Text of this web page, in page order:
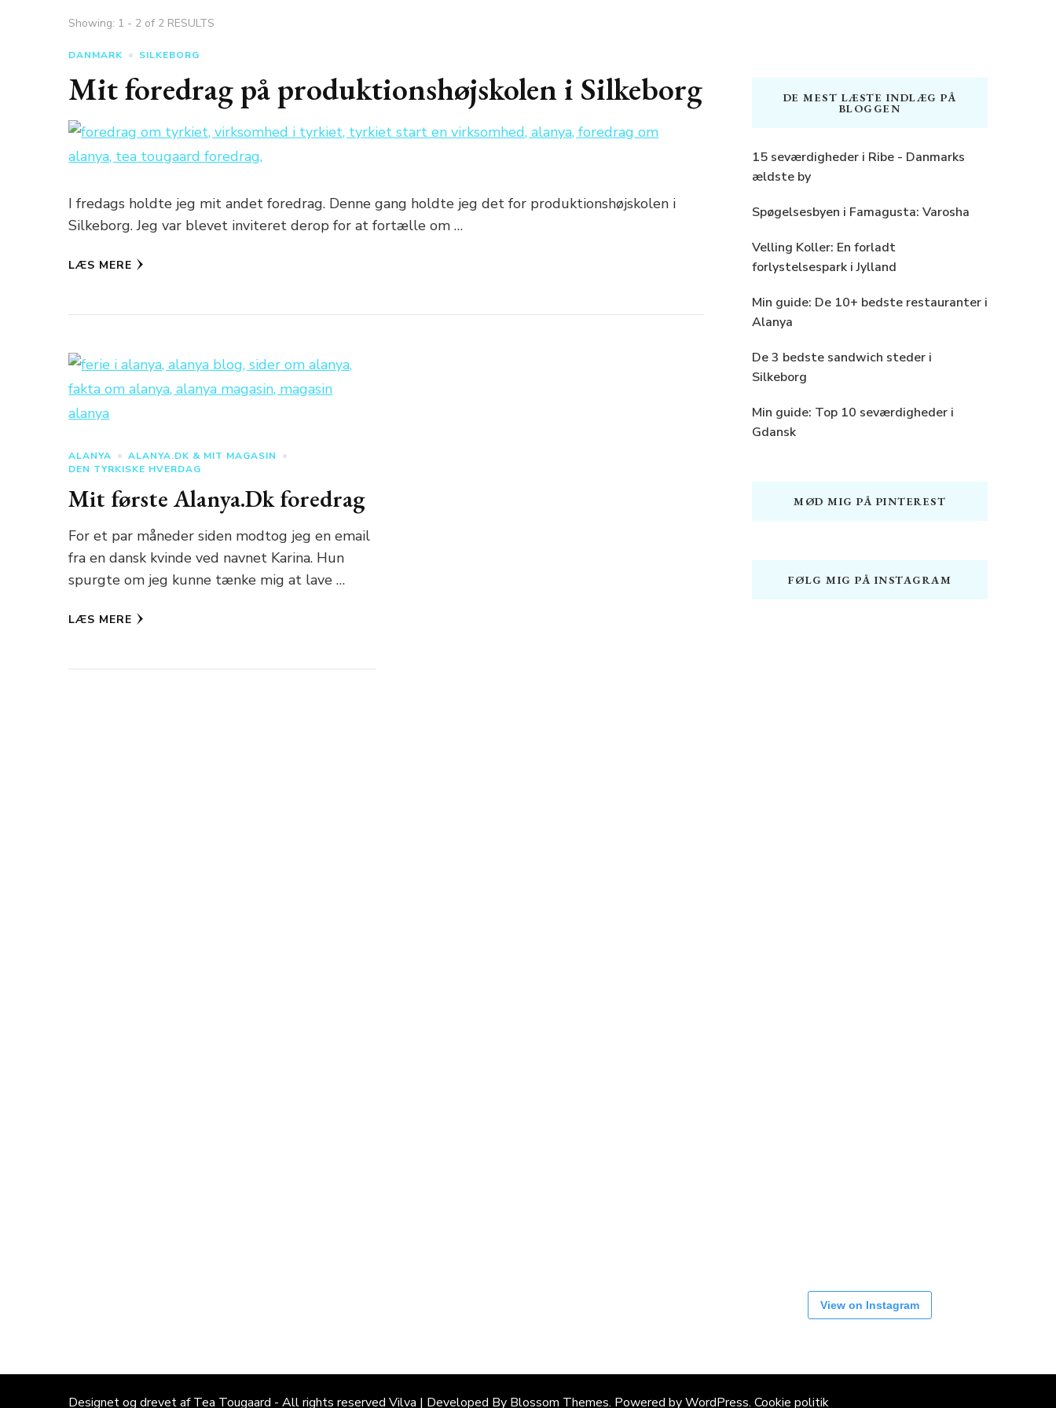
Showing: 1 - 2 of 2 RESULTS
DANMARK SILKEBORG
Mit foredrag på produktionshøjskolen i Silkeborg
I fredags holdte jeg mit andet foredrag. Denne gang holdte jeg det for produktionshøjskolen i
Silkeborg. Jeg var blevet inviteret derop for at fortælle om …
LÆS MERE
ALANYA
ALANYA.DK & MIT MAGASIN
DEN TYRKISKE HVERDAG
Mit første Alanya.Dk foredrag
For et par måneder siden modtog jeg en email
fra en dansk kvinde ved navnet Karina. Hun
spurgte om jeg kunne tænke mig at lave …
LÆS MERE
DE MEST LÆSTE INDLÆG PÅ
BLOGGEN
15 seværdigheder i Ribe - Danmarks
ældste by
Spøgelsesbyen i Famagusta: Varosha
Velling Koller: En forladt
forlystelsespark i Jylland
Min guide: De 10+ bedste restauranter i
Alanya
De 3 bedste sandwich steder i
Silkeborg
Min guide: Top 10 seværdigheder i
Gdansk
MØD MIG PÅ PINTEREST
FØLG MIG PÅ INSTAGRAM
View on Instagram
Designet og drevet af Tea Tougaard - All rights reserved Vilva | Developed By Blossom Themes. Powered byWordPress. Cookie politik